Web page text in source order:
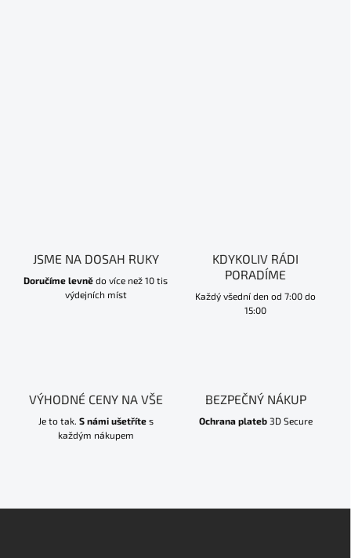
JSME NA DOSAH RUKY
Doručíme levně do více než 10 tis
výdejních míst
KDYKOLIV RÁDI
PORADÍME
Každý všední den od 7:00 do
15:00
VÝHODNÉ CENY NA VŠE
Je to tak. S námi ušetřítes
každým nákupem
BEZPEČNÝ NÁKUP
Ochrana plateb3D Secure